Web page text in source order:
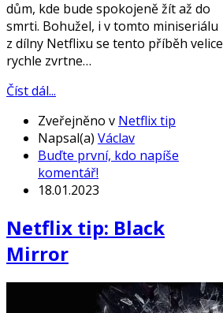
dům, kde bude spokojeně žít až do
smrti. Bohužel, i v tomto miniseriálu
z dílny Netflixu se tento příběh velice
rychle zvrtne…
Číst dál...
Zveřejněno v Netflix tip
Napsal(a) Václav
Buďte první, kdo napíše
komentář!
18.01.2023
Netflix tip: Black
Mirror